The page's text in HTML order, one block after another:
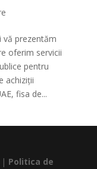
vă prezentăm
oferim servicii
pentru
achiziții
fisa de...
| Politica de